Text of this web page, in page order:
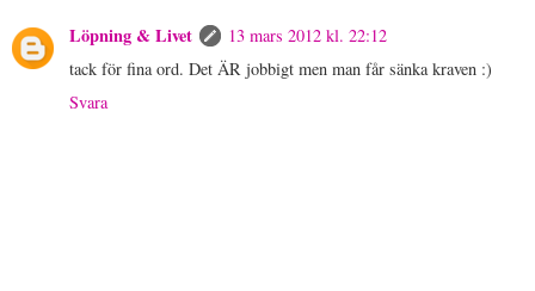
Löpning & Livet
13 mars 2012 kl. 22:12
tack för fina ord. Det ÄR jobbigt men man får sänka kraven :)
Svara